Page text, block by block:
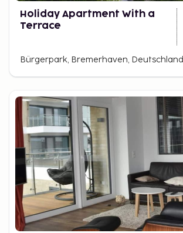
Holiday Apartment With a
Terrace
Bürgerpark, Bremerhaven, Deutschland